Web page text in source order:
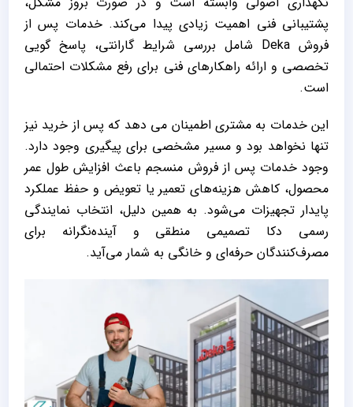
پشتیبانی فنی اهمیت زیادی پیدا می‌کند. خدمات پس از
فروش Deka شامل بررسی شرایط گارانتی، پاسخ ‌گویی
تخصصی و ارائه راهکارهای فنی برای رفع مشکلات احتمالی
است.
این خدمات به مشتری اطمینان می ‌دهد که پس از خرید نیز
تنها نخواهد بود و مسیر مشخصی برای پیگیری وجود دارد.
وجود خدمات پس از فروش منسجم باعث افزایش طول عمر
محصول، کاهش هزینه‌های تعمیر یا تعویض و حفظ عملکرد
پایدار تجهیزات می‌شود. به همین دلیل، انتخاب نمایندگی
رسمی دکا تصمیمی منطقی و آینده‌نگرانه برای
مصرف‌کنندگان حرفه‌ای و خانگی به شمار می‌آید.